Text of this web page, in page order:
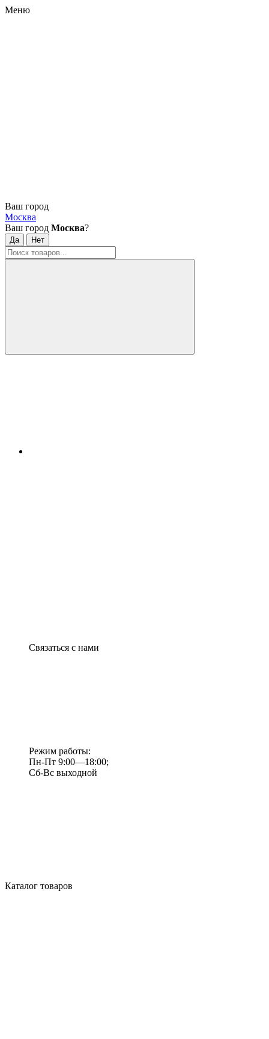
Меню
Ваш город
Москва
Ваш город Москва?
Связаться с нами
Режим работы:
Пн-Пт 9:00—18:00;
Сб-Вс выходной
Каталог товаров